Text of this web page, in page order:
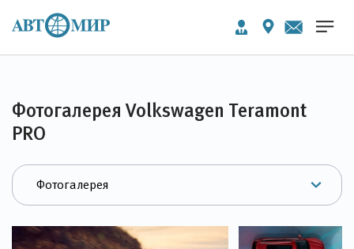
Фотогалерея Volkswagen Teramont
PRO